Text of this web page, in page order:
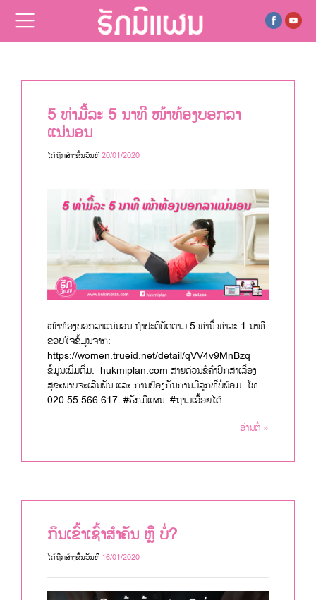
ຂ່າວ
5 ທ່າມື້ລະ 5 ນາທີ ໜ້າທ້ອງບອກລາ
ແນ່ນອນ
ໄດ້ຖືກສ້າງຂື້ນວັນທີ20/01/2020
ໜ້າທ້ອງບອກລາແນ່ນອນ ຖ້າປະຕິບັດຕາມ 5 ທ່ານີ້ ທ່າລະ 1 ນາທີ
ຂອບໃຈຂໍ້ມູນຈາກ:
https://women.trueid.net/detail/qVV4v9MnBzq
ຂໍ້ມູນເພີ່ມຕື່ມ: hukmiplan.com ສາຍດ່ວນຂໍຄຳປຶກສາເລື່ອງ
ສຸຂະພາບຈະເລີນພັນ ແລະ ການປ້ອງກັນການມີລູກທີ່ບໍ່ພ້ອມ ໂທ:
020 55 566 617 #ຮັກມີແຜນ #ຖາມເອື້ອຍໄດ້
ອ່ານຕໍ່ »
ກິນເຂົ້າເຊົ້າສຳຄັນ ຫຼື ບໍ່?
ໄດ້ຖືກສ້າງຂື້ນວັນທີ 16/01/2020